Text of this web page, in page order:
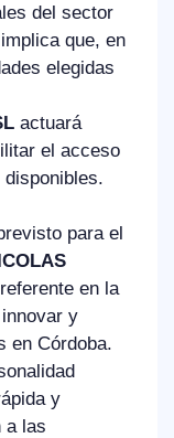
del sector
que, en
elegidas
actuará
el acceso
para el
en la
y
en Córdoba.
y
a las